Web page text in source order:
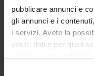
pubblicare annunci e
gli annunci e i
i servizi. Avete la
vostri dati e per quali
Contatti
Persone
Luoghi